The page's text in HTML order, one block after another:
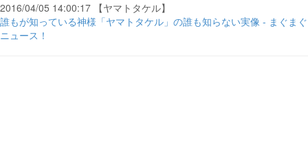
2016/04/05 14:00:17 【ヤマトタケル】
誰もが知っている神様「ヤマトタケル」の誰も知らない実像 - まぐまぐ
ニュース！